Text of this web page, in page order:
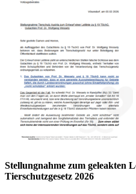
Stellungnahme zum geleakten
Tierschutzgesetz 2026